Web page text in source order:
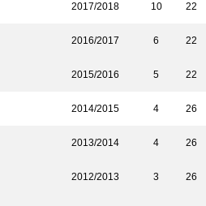
2017/2018 10 22
2016/2017 6 22
2015/2016 5 22
2014/2015 4 26
2013/2014 4 26
2012/2013 3 26